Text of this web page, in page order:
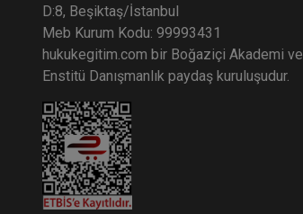
D:8, Beşiktaş/İstanbul
Meb Kurum Kodu: 99993431
hukukegitim.com bir Boğaziçi Akademi ve
Enstitü Danışmanlık paydaş kuruluşudur.